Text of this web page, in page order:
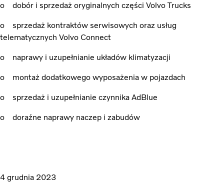
o dobór i sprzedaż oryginalnych części Volvo Trucks
o sprzedaż kontraktów serwisowych oraz usług
telematycznych Volvo Connect
o naprawy i uzupełnianie układów klimatyzacji
o montaż dodatkowego wyposażenia w pojazdach
o sprzedaż i uzupełnianie czynnika AdBlue
o doraźne naprawy naczep i zabudów
4 grudnia 2023